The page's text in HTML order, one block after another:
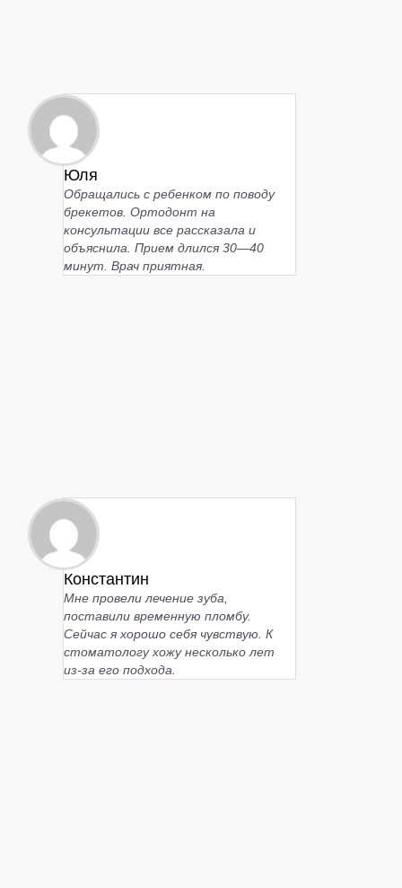
Юля
Обращались с ребенком по поводу
брекетов. Ортодонт на
консультации все рассказала и
объяснила. Прием длился 30—40
минут. Врач приятная.
Константин
Мне провели лечение зуба,
поставили временную пломбу.
Сейчас я хорошо себя чувствую. К
стоматологу хожу несколько лет
из-за его подхода.